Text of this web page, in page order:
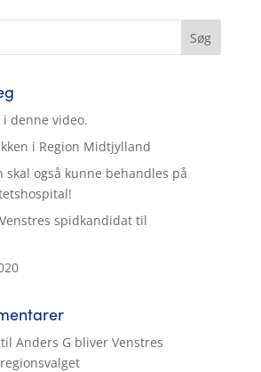
denne video.
i Region Midtjylland
også kunne behandles på
spidkandidat til
til Anders G bliver Venstres